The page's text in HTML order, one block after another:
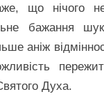
що нічого
бажання
аніж
Духа.